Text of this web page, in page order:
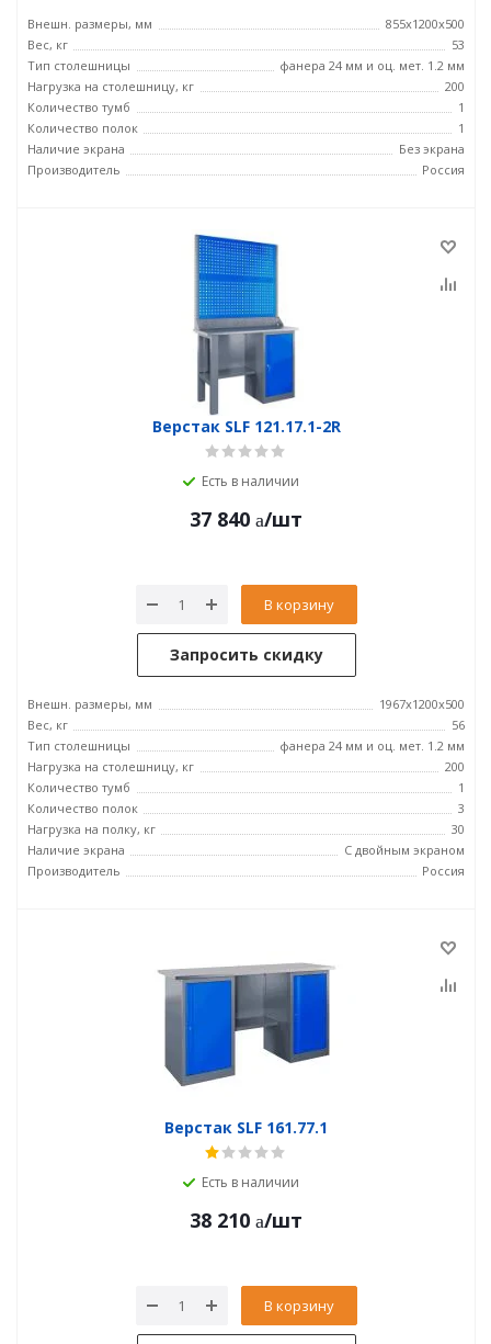
Внешн. размеры, мм
855x1200x500
Вес, кг
53
Тип столешницы
фанера 24 мм и оц. мет. 1.2 мм
Нагрузка на столешницу, кг
200
Количество тумб
1
Количество полок
1
Наличие экрана
Без экрана
Производитель
Россия
Верстак SLF 121.17.1-2R
Есть в наличии
37 840 /шт
В корзину
Запросить скидку
Внешн. размеры, мм
1967x1200x500
Вес, кг
56
Тип столешницы
фанера 24 мм и оц. мет. 1.2 мм
Нагрузка на столешницу, кг
200
Количество тумб
1
Количество полок
3
Нагрузка на полку, кг
30
Наличие экрана
С двойным экраном
Производитель
Россия
Верстак SLF 161.77.1
Есть в наличии
38 210 /шт
В корзину